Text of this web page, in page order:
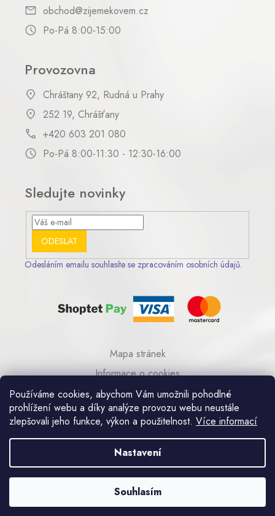
Používáme cookies, abychom Vám umožnili pohodlné
prohlížení webu a díky analýze provozu webu neustále
zlepšovali jeho funkce, výkon a použitelnost. Více informací
Nastavení
Souhlasím
obchod@zijemekovem.cz
Po-Pá 8:00-15:00
Provozovna
Chráštany 92, Rudná u Prahy
252 19, Chrášťany
+420 603 201 080
Po-Pá 8:00-11:30 - 12:30-16:00
Sledujte novinky
ODESLAT
Odesláním emailu souhlasíte se zpracováním osobních údajů.
Mapa stránek
Informace o cookies
© 2023 AA COM s.r.o.
Umělecká kovovýroba Praha